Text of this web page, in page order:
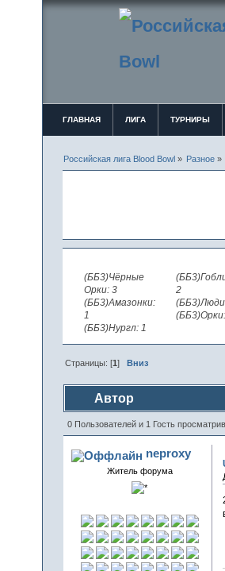
ГЛАВНАЯ ЛИГА ТУРНИРЫ
Российская лига Blood Bowl » Разное »
(ББ3)Чёрные
Орки: 3
(ББ3)Амазонки:
1
(ББ3)Нургл: 1
2
Страницы: [1]Вниз
Автор
W8ings [neproxy]
0 Пользователей и 1 Гость
neproxy
Житель форума